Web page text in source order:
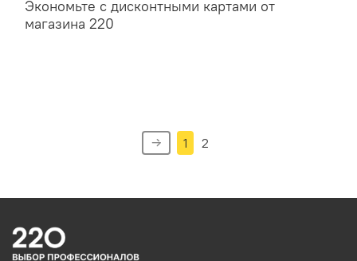
Экономьте с дисконтными картами от
магазина 220
1 2